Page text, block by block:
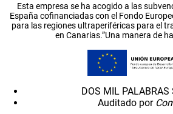
Esta empresa se ha acogido a las
España cofinanciadas con el Fondo
para las regiones ultraperiféricas para el
en Canarias.”Una manera de
DOS MIL
Auditado por